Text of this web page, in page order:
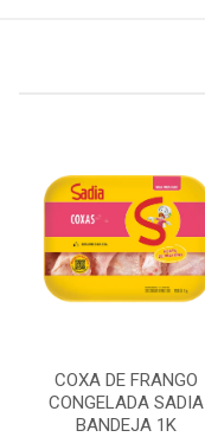
COXA DE FRANGO
CONGELADA SADIA
BANDEJA 1K